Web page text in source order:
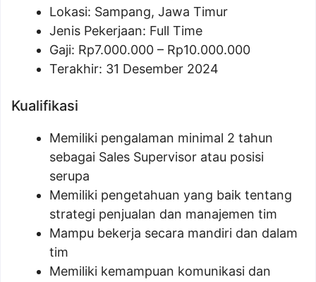
Lokasi: Sampang, Jawa Timur
Jenis Pekerjaan: Full Time
Gaji: Rp7.000.000 – Rp10.000.000
Terakhir: 31 Desember 2024
Kualifikasi
Memiliki pengalaman minimal 2 tahun
sebagai Sales Supervisor atau posisi
serupa
Memiliki pengetahuan yang baik tentang
strategi penjualan dan manajemen tim
Mampu bekerja secara mandiri dan dalam
tim
Memiliki kemampuan komunikasi dan